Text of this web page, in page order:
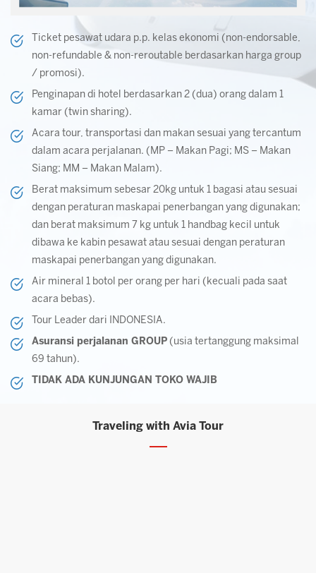
Ticket pesawat udara p.p. kelas ekonomi (non-endorsable,
non-refundable & non-reroutable berdasarkan harga group
/ promosi).
Penginapan di hotel berdasarkan 2 (dua) orang dalam 1
kamar (twin sharing).
Acara tour, transportasi dan makan sesuai yang tercantum
dalam acara perjalanan. (MP – Makan Pagi; MS – Makan
Siang; MM – Makan Malam).
Berat maksimum sebesar 20kg untuk 1 bagasi atau sesuai
dengan peraturan maskapai penerbangan yang digunakan;
dan berat maksimum 7 kg untuk 1 handbag kecil untuk
dibawa ke kabin pesawat atau sesuai dengan peraturan
maskapai penerbangan yang digunakan.
Air mineral 1 botol per orang per hari (kecuali pada saat
acara bebas).
Tour Leader dari INDONESIA.
Asuransi perjalanan GROUP (usia tertanggung maksimal
69 tahun).
TIDAK ADA KUNJUNGAN TOKO WAJIB
Traveling with Avia Tour